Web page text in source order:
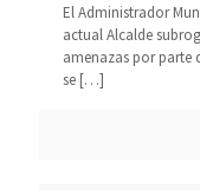
El Administrador
actual Alcalde
amenazas por parte
se […]